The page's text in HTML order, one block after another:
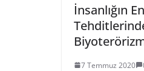
İnsanlığın
7 Temmuz 2020